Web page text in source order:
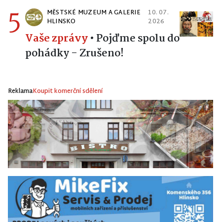
5
MĚSTSKÉ MUZEUM A GALERIE
HLINSKO
10. 07.
2026
Vaše zprávy• Pojďme spolu do
pohádky - Zrušeno!
ReklamaKoupit komerční sdělení